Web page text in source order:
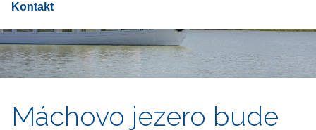
Kontakt
Máchovo jezero bude